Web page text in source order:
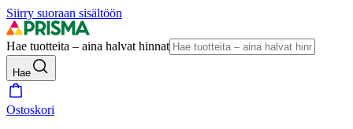
Siirry suoraan sisältöön
Hae tuotteita – aina halvat hinnat
Hae
Ostoskori